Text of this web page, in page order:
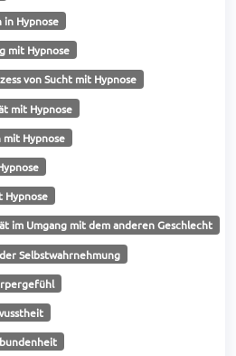
in Hypnose
mit Hypnose
von Sucht mit Hypnose
mit Hypnose
Hypnose
Hypnose
im Umgang mit dem anderen Geschlecht
Selbstwahrnehmung